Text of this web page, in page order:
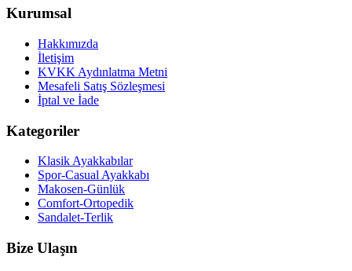
Kurumsal
Hakkımızda
İletişim
KVKK Aydınlatma Metni
Mesafeli Satış Sözleşmesi
İptal ve İade
Kategoriler
Klasik Ayakkabılar
Spor-Casual Ayakkabı
Makosen-Günlük
Comfort-Ortopedik
Sandalet-Terlik
Bize Ulaşın